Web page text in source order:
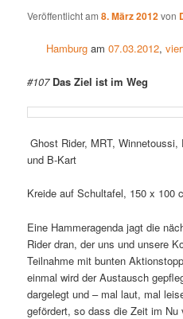
Veröffentlicht am8. März 2012von
Hamburgam 07.03.2012,
#107Das Ziel ist im Weg
Ghost Rider, MRT,
und B-Kart
Kreide auf Schultafel, 150 x 100
Eine Hammeragenda jagt die
Rider dran, der unsund unsere
Teilnahme mit bunten
einmal wird der Austausch
dargelegt und – mal laut, mal
gefördert, so dass die Zeit im Nu